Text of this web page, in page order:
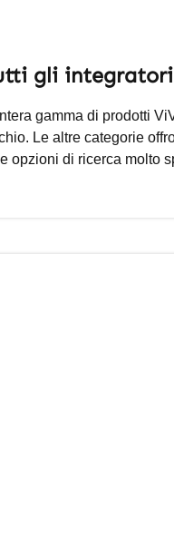
gli integratori
gamma di prodotti
Le altre categorie
opzioni di ricerca molto